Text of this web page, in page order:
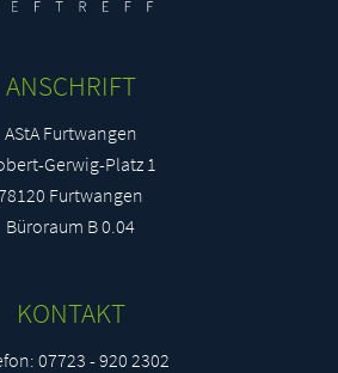
ANSCHRIFT
AStA Furtwangen
Gerwig-Platz 1
Furtwangen
Büroraum B 0.04
KONTAKT
07723 - 920 2302